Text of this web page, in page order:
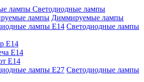
Светодиодные лампы
Диммируемые лампы
Светодиодные лампы
Е14
Е14
Е14
Светодиодные лампы